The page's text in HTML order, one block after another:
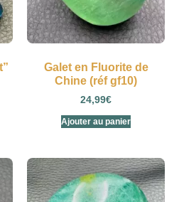
Galet en Fluorite de
Chine (réf gf10)
24,99€
Ajouter au panier